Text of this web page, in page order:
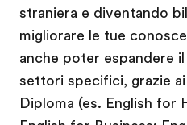
straniera e diventando
migliorare le tue
anche poter espandere
settori specifici, grazie
Diploma (es. English for